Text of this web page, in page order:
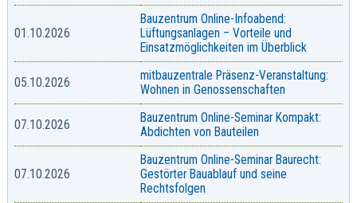
01.10.2026
Bauzentrum Online-Infoabend:
Lüftungsanlagen – Vorteile und
Einsatzmöglichkeiten im Überblick
05.10.2026
mitbauzentrale Präsenz-Veranstaltung:
Wohnen in Genossenschaften
07.10.2026
Bauzentrum Online-Seminar Kompakt:
Abdichten von Bauteilen
07.10.2026
Bauzentrum Online-Seminar Baurecht:
Gestörter Bauablauf und seine
Rechtsfolgen